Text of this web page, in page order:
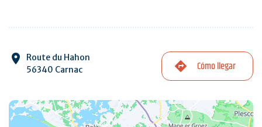
Route du Hahon
56340 Carnac
Cómo llegar